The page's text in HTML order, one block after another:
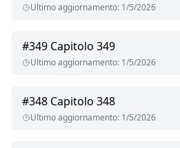
Ultimo aggiornamento: 1/5/2026
#349 Capitolo 349
Ultimo aggiornamento: 1/5/2026
#348 Capitolo 348
Ultimo aggiornamento: 1/5/2026